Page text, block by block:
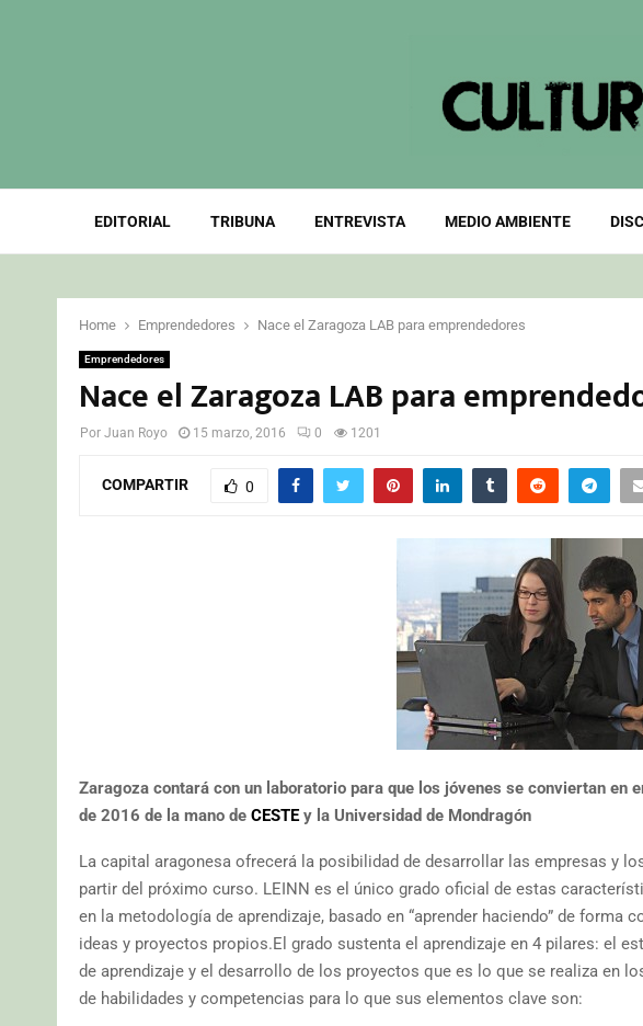
EDITORIAL TRIBUNA ENTREVISTA MEDIO AMBIENTE
Home Emprendedores Nace el Zaragoza LAB para emprendedores
Emprendedores
Nace el Zaragoza LAB para
Por Juan Royo 15 marzo, 2016 0 1201
COMPARTIR 0
Zaragoza contará con un laboratorio para que los jóvenes se conviertan en
de 2016 de la mano de CESTEy la Universidad de Mondragón
La capital aragonesa ofrecerá la posibilidad de desarrollar las empresas y
partir del próximo curso. LEINN es el único grado oficial de estas
en la metodología de aprendizaje, basado en “aprender haciendo” de forma
ideas y proyectos propios.El grado sustenta el aprendizaje en 4 pilares: el
de aprendizaje y el desarrollo de los proyectos que es lo que se realiza en
de habilidades y competencias para lo que sus elementos clave son: